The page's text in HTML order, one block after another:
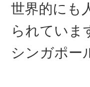
世界的にも
られていま
シンガポー